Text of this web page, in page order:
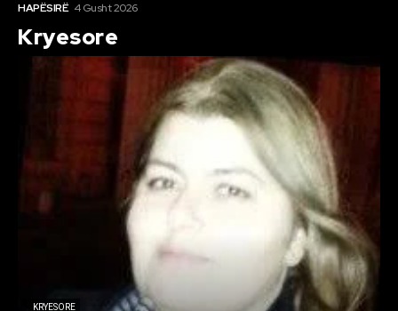
HAPËSIRË 4 Gusht 2026
Kryesore
KRYESORE